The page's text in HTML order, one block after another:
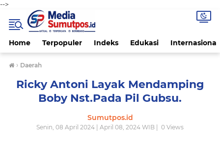
-->
Home Terpopuler Indeks Edukasi Internasional
› Daerah
Ricky Antoni Layak Mendamping
Boby Nst.Pada Pil Gubsu.
Sumutpos.id
Senin, 08 April 2024 | April 08, 2024 WIB | 0 Views